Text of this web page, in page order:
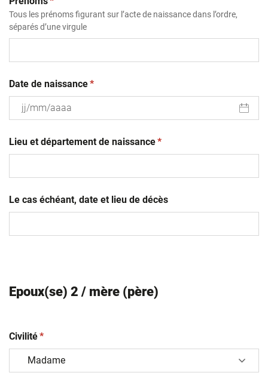
Tous les prénoms figurant sur l’acte de naissance dans l’ordre,
séparés d’une virgule
Date de naissance(obligatoire)
*
slash
MM
Lieu et département de naissance(obligatoire)
*
Le cas échéant, date et lieu de décès
Epoux(se) 2 / mère (père)
Civilité(obligatoire)
*